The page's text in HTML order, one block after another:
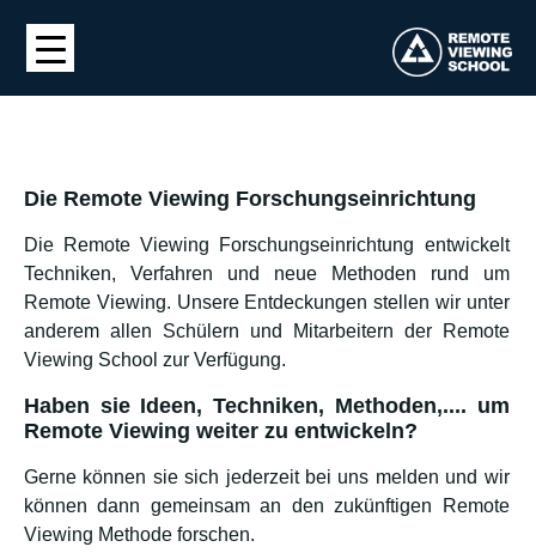
Die Remote Viewing Forschungseinrichtung
Die Remote Viewing Forschungseinrichtung entwickelt
Techniken, Verfahren und neue Methoden rund um
Remote Viewing. Unsere Entdeckungen stellen wir unter
anderem allen Schülern und Mitarbeitern der Remote
Viewing School zur Verfügung.
Haben sie Ideen, Techniken, Methoden,.... um
Remote Viewing weiter zu entwickeln?
Gerne können sie sich jederzeit bei uns melden und wir
können dann gemeinsam an den zukünftigen Remote
Viewing Methode forschen.